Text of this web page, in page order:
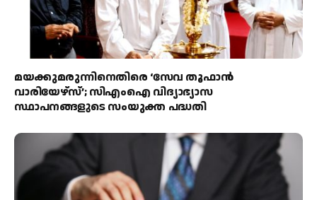
മയക്കുമരുന്നിനെതിരെ ‘സേവ തൂഫാൻ
വാരിയേഴ്‌സ്’; സിഎംഐ വിദ്യാഭ്യാസ
സ്ഥാപനങ്ങളുടെ സംയുക്ത പദ്ധതി